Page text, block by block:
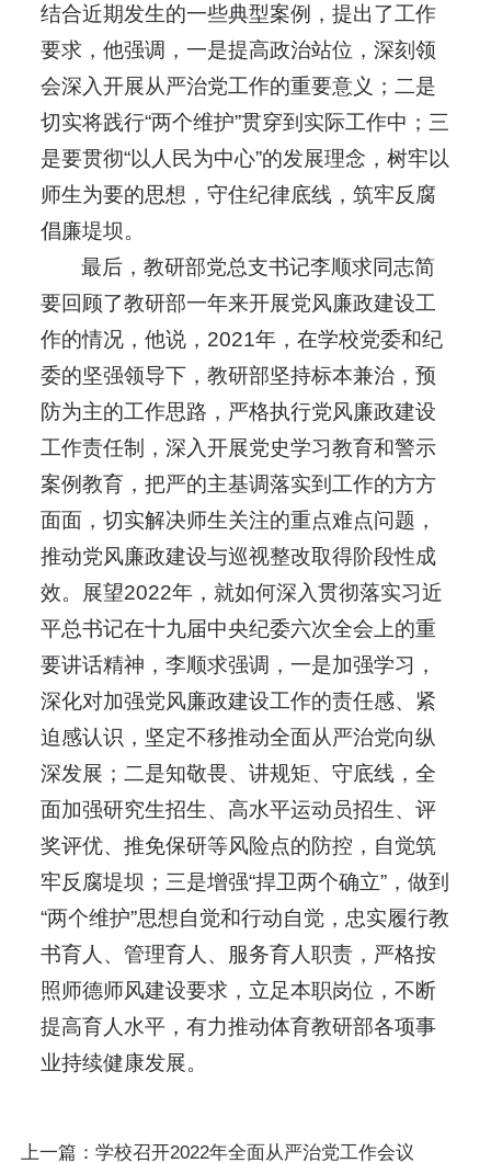
结合近期发生的一些典型案例，提出了工作
要求，他强调，一是提高政治站位，深刻领
会深入开展从严治党工作的重要意义；二是
切实将践行“两个维护”贯穿到实际工作中；三
是要贯彻“以人民为中心”的发展理念，树牢以
师生为要的思想，守住纪律底线，筑牢反腐
倡廉堤坝。
最后，教研部党总支书记李顺求同志简
要回顾了教研部一年来开展党风廉政建设工
作的情况，他说，2021年，在学校党委和纪
委的坚强领导下，教研部坚持标本兼治，预
防为主的工作思路，严格执行党风廉政建设
工作责任制，深入开展党史学习教育和警示
案例教育，把严的主基调落实到工作的方方
面面，切实解决师生关注的重点难点问题，
推动党风廉政建设与巡视整改取得阶段性成
效。展望2022年，就如何深入贯彻落实习近
平总书记在十九届中央纪委六次全会上的重
要讲话精神，李顺求强调，一是加强学习，
深化对加强党风廉政建设工作的责任感、紧
迫感认识，坚定不移推动全面从严治党向纵
深发展；二是知敬畏、讲规矩、守底线，全
面加强研究生招生、高水平运动员招生、评
奖评优、推免保研等风险点的防控，自觉筑
牢反腐堤坝；三是增强“捍卫两个确立”，做到
“两个维护”思想自觉和行动自觉，忠实履行教
书育人、管理育人、服务育人职责，严格按
照师德师风建设要求，立足本职岗位，不断
提高育人水平，有力推动体育教研部各项事
业持续健康发展。
上一篇：学校召开2022年全面从严治党工作会议